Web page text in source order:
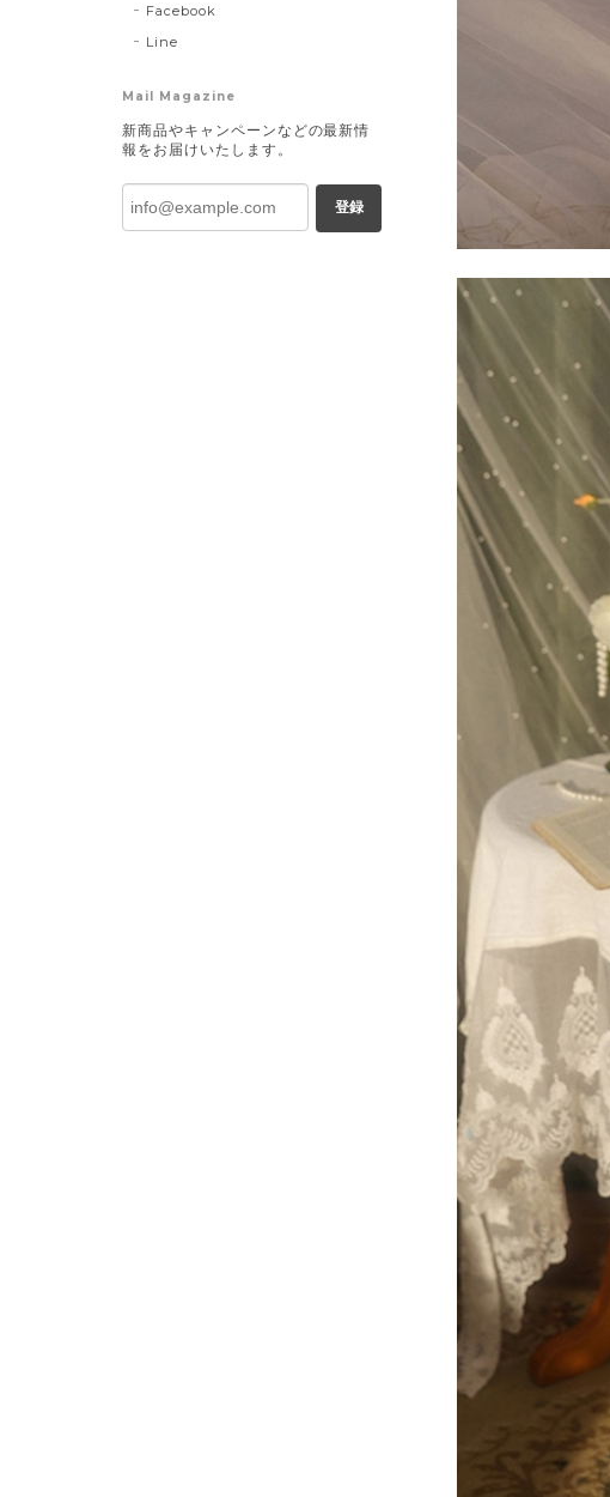
Facebook
Line
Mail Magazine
新商品やキャンペーンなどの最新情
報をお届けいたします。
登録